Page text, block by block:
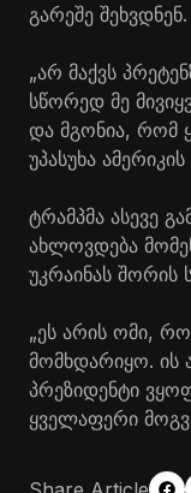
გარეშე შეხვდნენ.
„არ მაქვს
სწორედ მე
და მგონია, რომ
უპასუხა
ტრამპმა ასევე
ახლოვდება
უკრაინას შორის
„ეს არის ომი,
მომხდარიყო. ის
პრეზიდენტი
ყველაფერი